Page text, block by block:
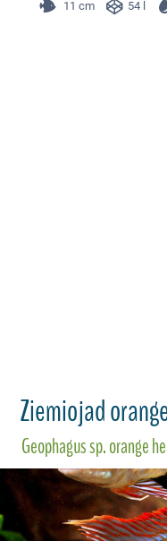
11 cm 54 l
Ziemiojad
Geophagus sp. orange